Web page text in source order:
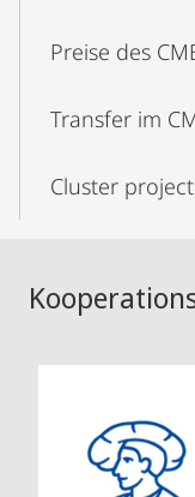
Preise des
Transfer im
Cluster